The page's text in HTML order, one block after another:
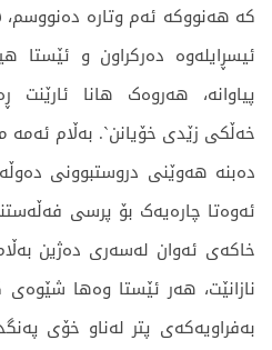
ئیسڕایلەوە دەرکراون و ئێستا
پیاوانە، هەروەک هانا ئارێنت
خەڵکی زێدی خۆیانن`. بەڵام ئەمە
دەبنە هەوێنی دروستبوونی
ئەوەتا چارەیەک بۆ پرسی
خاکەی ئەوان لەسەری دەژین
نازانێت، هەر ئێستا وەها
بەفراویەکەی پتر لەناو خۆی